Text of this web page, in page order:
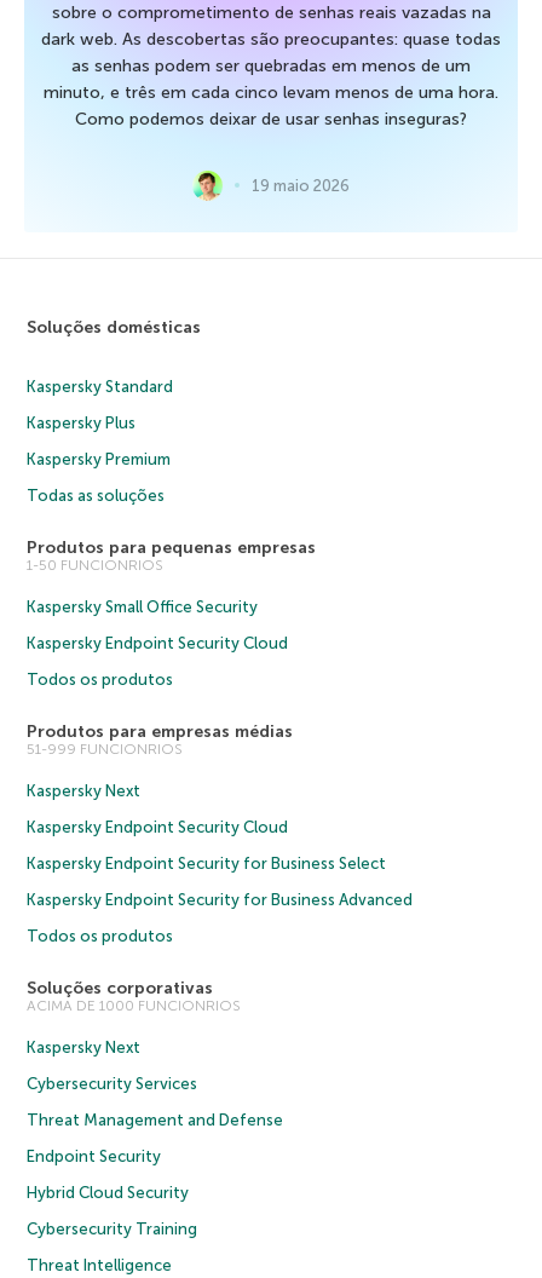
sobre o comprometimento de senhas reais vazadas na
dark web. As descobertas são preocupantes: quase todas
as senhas podem ser quebradas em menos de um
minuto, e três em cada cinco levam menos de uma hora.
Como podemos deixar de usar senhas inseguras?
19 maio 2026
Soluções domésticas
Kaspersky Standard
Kaspersky Plus
Kaspersky Premium
Todas as soluções
Produtos para pequenas empresas
1-50 FUNCIONRIOS
Kaspersky Small Office Security
Kaspersky Endpoint Security Cloud
Todos os produtos
Produtos para empresas médias
51-999 FUNCIONRIOS
Kaspersky Next
Kaspersky Endpoint Security Cloud
Kaspersky Endpoint Security for Business Select
Kaspersky Endpoint Security for Business Advanced
Todos os produtos
Soluções corporativas
ACIMA DE 1000 FUNCIONRIOS
Kaspersky Next
Cybersecurity Services
Threat Management and Defense
Endpoint Security
Hybrid Cloud Security
Cybersecurity Training
Threat Intelligence